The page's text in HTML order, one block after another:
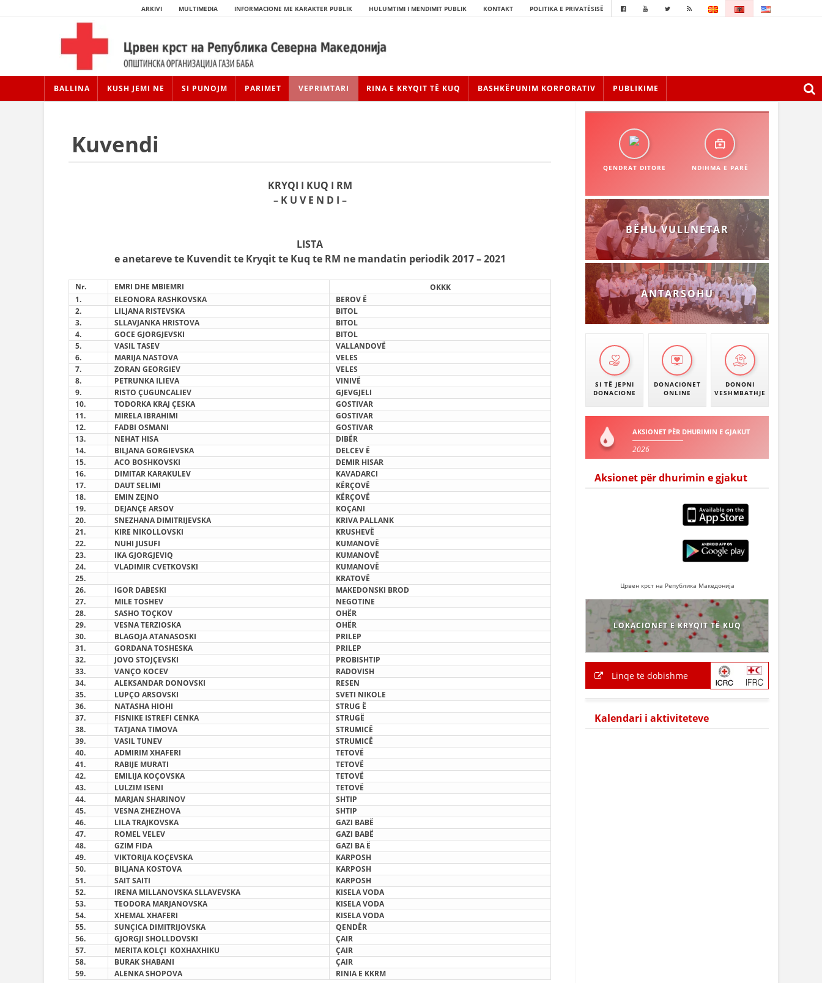
ARKIVI MULTIMEDIA INFORMACIONE ME KARAKTER PUBLIK HULUMTIMI I MENDIMIT PUBLIK KONTAKT POLITIKA E PRIVATËSISË
BALLINA KUSH JEMI NE SI PUNOJM PARIMET VEPRIMTARI RINA E KRYQIT TË KUQ BASHKËPUNIM KORPORATIV PUBLIKIME
HISTORIA E KRYQIT TË KUQ
KONTAKT INFORMACIONE
ANËTARËSIMI NË STRUKTURAT PROFESIONALE
LIGJI I KRYQIT TË KUQ
STATUTI I KRYQIT TË KUQ
ORGANIZIMI DHE ZHVILLIMI
STRUKTURA DHE STRUKTURA ORGANIZATIVE
DREJTA NDERKOMBETARE HUMANITARE
PROMOVIMI I VLERAVE HUMANE
PËRDORIMIN DHE MBROJTJEN E STEMËS
SOCIALO-HUMANITARE
SI TË JEPNI DONACIONE
PËRGATITSHMËRI DHE VEPRIM GJATË KATASTROFAVE
EKIPE PËRGJIGJE DISASTER
STACIONIN E UJIT SHPËTIMIT – VODNO
EOK E CK
MARRDHËNJE ME PUBLIKUN
HULUMTIMI I OPINIONIT PUBLIK
BASHKËPUNIM NDËRKOMBËTAR
MARRËVESHJE
SHËRBIMI PËR KËRKIM
VEPRIMTARI SHËNDETËSORE PREVENTIVE
NDIHMA E PARË
Kuvendi
KRYQI I KUQ I RM
– K U V E N D I –
LISTA
e anetareve te Kuvendit te Kryqit te Kuq te RM ne mandatin periodik 2017 – 2021
Nr. EMRI DHE MBIEMRI
OKKK
1.
ELEONORA RASHKOVSKA BEROV Ë
2.
LILJANA RISTEVSKA
BITOL
3.
SLLAVJANKA HRISTOVA
BITOL
4.
GOCE GJORGJEVSKI
BITOL
5. VASIL TASEV
VALLANDOVË
6. MARIJA NASTOVA
VELES
7. ZORAN GEORGIEV
VELES
8. PETRUNKA ILIEVA
VINIVË
9. RISTO ÇUGUNCALIEV
GJEVGJELI
10. TODORKA KRAJ ÇESKA
GOSTIVAR
11. MIRELA IBRAHIMI
GOSTIVAR
12. FADBI OSMANI
GOSTIVAR
13. NEHAT HISA
DIBËR
14. BILJANA GORGIEVSKA DELCEV Ë
15. ACO BOSHKOVSKI
DEMIR HISAR
16. DIMITAR KARAKULEV
KAVADARCI
17. DAUT SELIMI КËRÇOVË
18. EMIN ZEJNO
KËRÇOVË
19. DEJANÇE ARSOV КОÇANI
20. SNEZHANA DIMITRIJEVSKA
KRIVA PALLANK
21. KIRE NIKOLLOVSKI
KRUSHEVË
22. NUHI JUSUFI
KUMANOVË
23. IKA GJORGJEVIQ
KUMANOVË
24. VLADIMIR CVETKOVSKI КUMANOVË
25.
KRATOVË
26. IGOR DABESKI
MAKEDONSKI BROD
27. MILE TOSHEV
NEGOTINE
28. SASHO TOÇKOV ОHËR
29. VESNA TERZIOSKA
OHËR
30. BLAGOJA ATANASOSKI
PRILEP
31. GORDANA TOSHESKA
PRILEP
32. JOVO STOJÇEVSKI
PROBISHTIP
33. VANÇO KOCEV
RADOVISH
34. ALEKSANDAR DONOVSKI
RESEN
35. LUPÇO ARSOVSKI
SVETI NIKOLE
36. NATASHA HIOHI STRUG Ë
37. FISNIKE ISTREFI CENKA
STRUGË
38. TATJANA TIMOVA
STRUMICË
39. VASIL TUNEV
STRUMICË
40. ADMIRIM XHAFERI
TETOVË
41. RABIJE MURATI
TETOVË
42. EMILIJA KOÇOVSKA
TETOVË
43. LULZIM ISENI
TETOVË
44. MARJAN SHARINOV
SHTIP
45. VESNA ZHEZHOVA
SHTIP
46. LILA TRAJKOVSKA
GAZI BABË
47. ROMEL VELEV
GAZI BABË
48. GZIM FIDA GAZI BA Ë
49. VIKTORIJA KOÇEVSKA
KARPOSH
50. BILJANA KOSTOVA
KARPOSH
51. SAIT SAITI
KARPOSH
52. IRENA MILLANOVSKA SLLAVEVSKA
KISELA VODA
53. TEODORA MARJANOVSKA
KISELA VODA
54. XHEMAL XHAFERI
KISELA VODA
55. SUNÇICA DIMITRIJOVSKA
QENDËR
56. GJORGJI SHOLLDOVSKI ÇAIR
57. MERITA KOLÇI KOXHAXHIKU ÇAIR
58. BURAK SHABANI ÇAIR
59. ALENKA SHOPOVA RINIA E KKRM
QENDRAT DITORE NDIHMA E PARË
BËHU VULLNETAR
ANTARSOHU
SI TË JEPNI
DONACIONE
DONACIONET
ONLINE
DONONI
VESHMBATHJE
AKSIONET PËR DHURIMIN E GJAKUT
2026
Aksionet për dhurimin e gjakut
Црвен крст на Република Македонија
LOKACIONET E KRYQIT TË KUQ
Linqe të dobishme
Kalendari i aktiviteteve